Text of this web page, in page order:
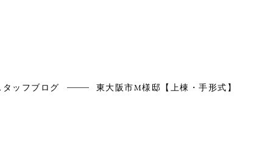
タッフブログ 東大阪市M様邸【上棟・手形式】